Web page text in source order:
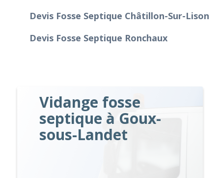
Devis Fosse Septique Châtillon-Sur-Lison
Devis Fosse Septique Ronchaux
Vidange fosse
septique à Goux-
sous-Landet